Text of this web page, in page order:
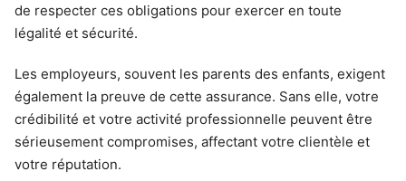
de respecter ces obligations pour exercer en toute
légalité et sécurité.
Les employeurs, souvent les parents des enfants, exigent
également la preuve de cette assurance. Sans elle, votre
crédibilité et votre activité professionnelle peuvent être
sérieusement compromises, affectant votre clientèle et
votre réputation.